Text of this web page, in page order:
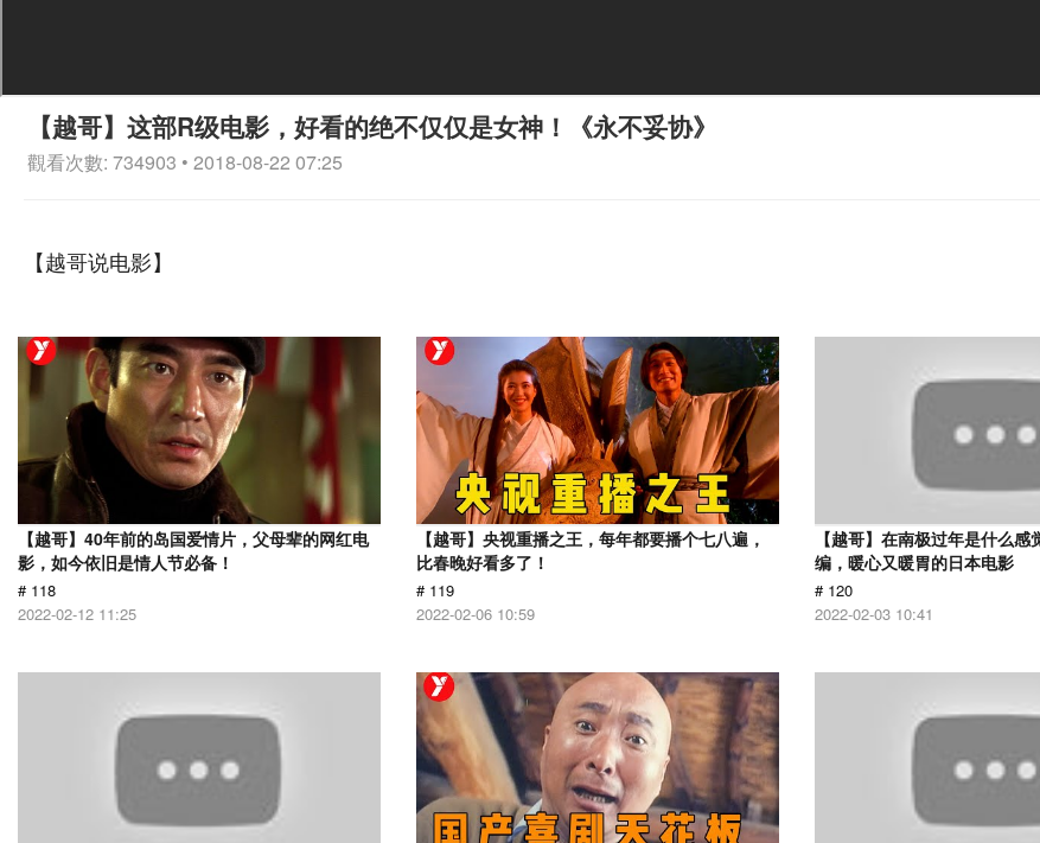
【越哥】这部R级电影，好看的绝不仅仅是女神！《永不妥协》
觀看次數: 734903 • 2018-08-22 07:25
【越哥说电影】
【越哥】40年前的岛国爱情片，父母辈的网红电
影，如今依旧是情人节必备！
# 118
2022-02-12 11:25
【越哥】央视重播之王，每年都要播个七八遍，
比春晚好看多了！
# 119
2022-02-06 10:59
【越哥】在南极过年是什么
编，暖心又暖胃的日本电影
# 120
2022-02-03 10:41